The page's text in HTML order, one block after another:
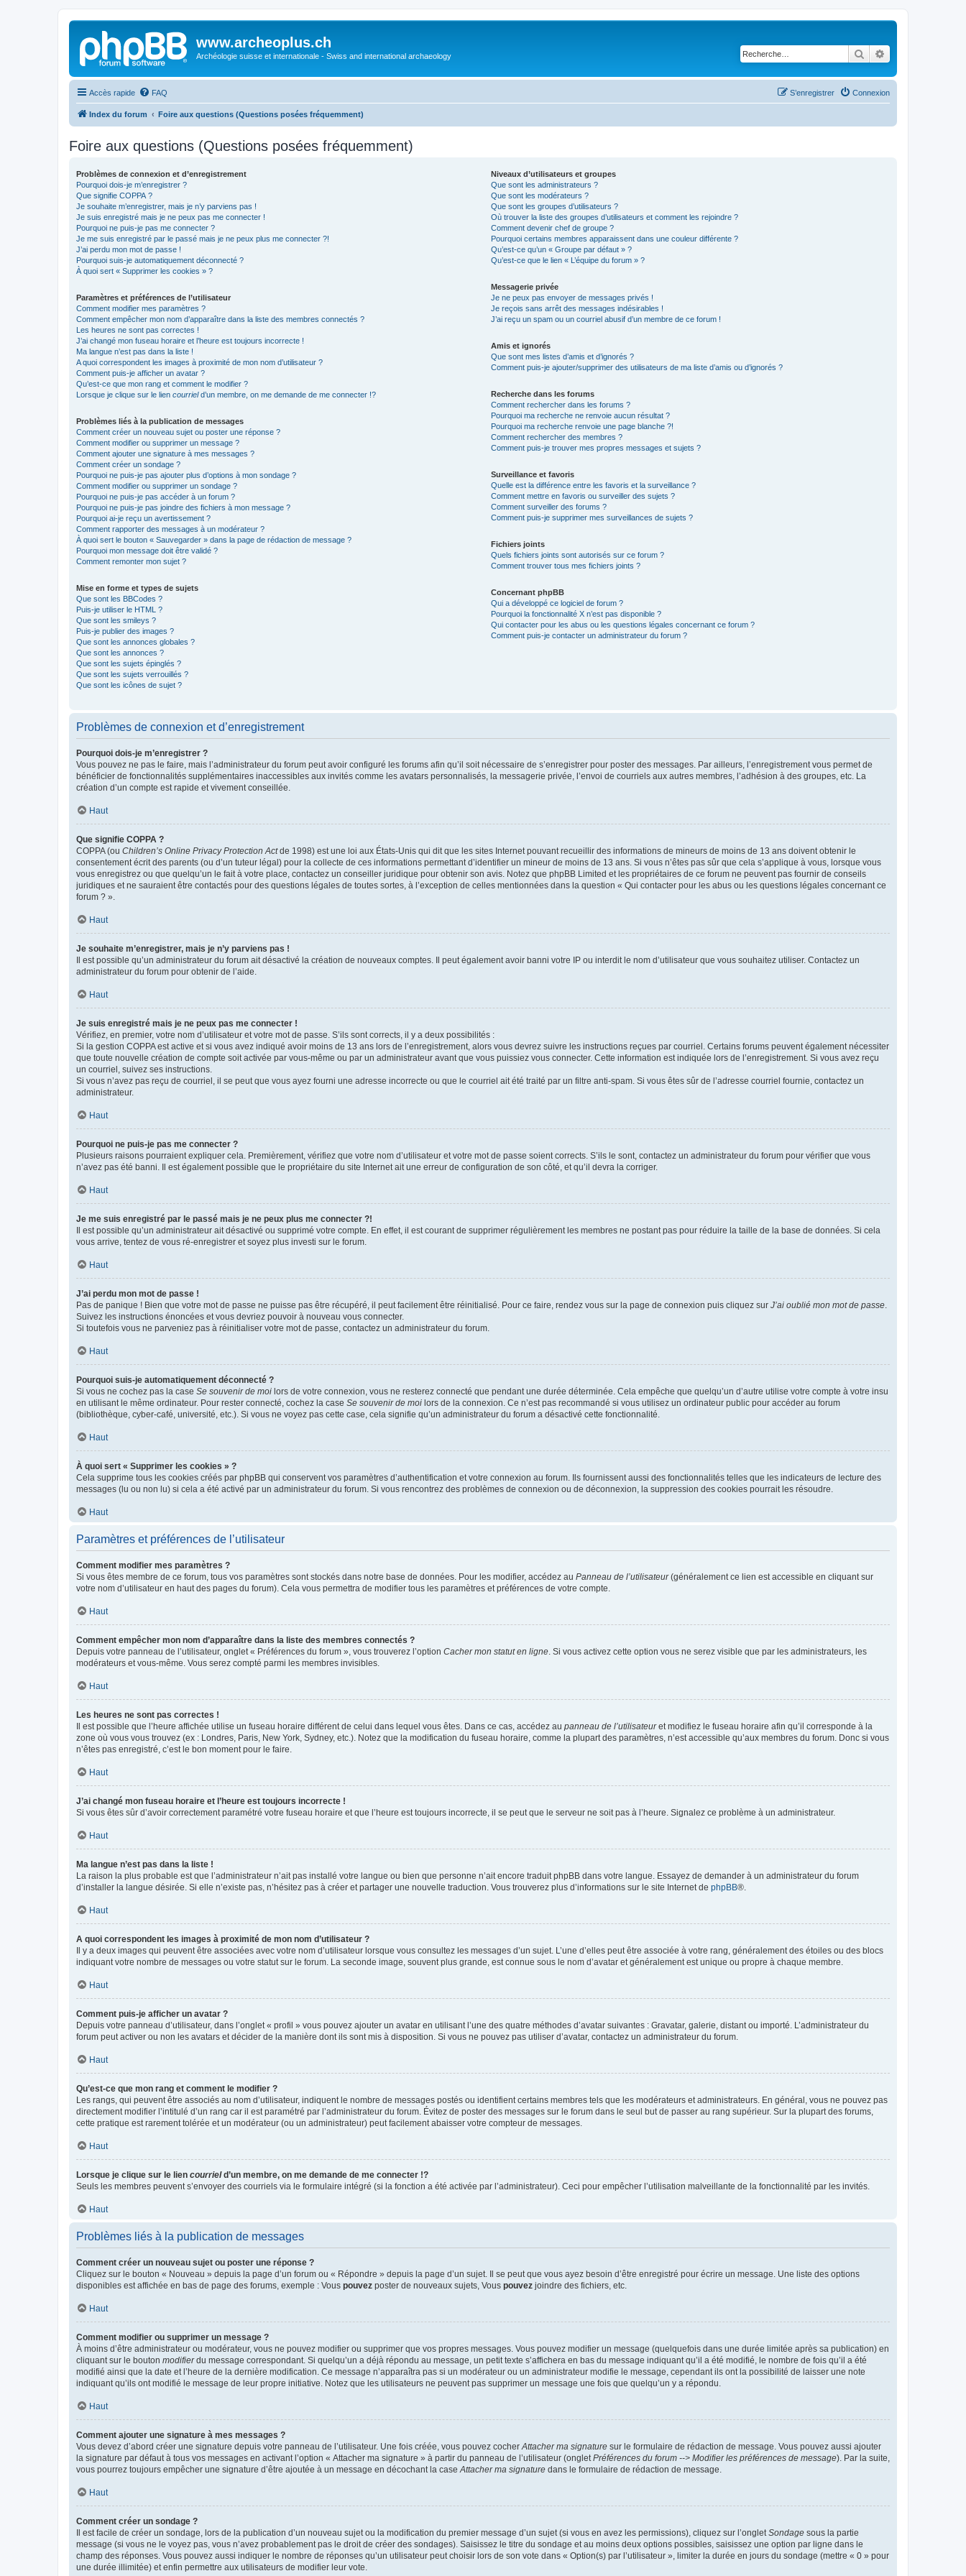
www.archeoplus.ch
Archéologie suisse et internationale - Swiss and international archaeology Rechercher
Accès rapide FAQ Connexion
S’enregistrer
Index du forum Foire aux questions (Questions posées fréquemment)
Foire aux questions (Questions posées fréquemment)
Problèmes de connexion et d’enregistrement
Pourquoi dois-je m’enregistrer ?
Que signifie COPPA ?
Je souhaite m’enregistrer, mais je n’y parviens pas !
Je suis enregistré mais je ne peux pas me connecter !
Pourquoi ne puis-je pas me connecter ?
Je me suis enregistré par le passé mais je ne peux plus me connecter ?!
J’ai perdu mon mot de passe !
Pourquoi suis-je automatiquement déconnecté ?
À quoi sert « Supprimer les cookies » ?
Paramètres et préférences de l’utilisateur
Comment modifier mes paramètres ?
Comment empêcher mon nom d’apparaître dans la liste des membres connectés ?
Les heures ne sont pas correctes !
J’ai changé mon fuseau horaire et l’heure est toujours incorrecte !
Ma langue n’est pas dans la liste !
A quoi correspondent les images à proximité de mon nom d’utilisateur ?
Comment puis-je afficher un avatar ?
Qu’est-ce que mon rang et comment le modifier ?
Lorsque je clique sur le lien courrield’un membre, on me demande de me connecter !?
Problèmes liés à la publication de messages
Comment créer un nouveau sujet ou poster une réponse ?
Comment modifier ou supprimer un message ?
Comment ajouter une signature à mes messages ?
Comment créer un sondage ?
Pourquoi ne puis-je pas ajouter plus d’options à mon sondage ?
Comment modifier ou supprimer un sondage ?
Pourquoi ne puis-je pas accéder à un forum ?
Pourquoi ne puis-je pas joindre des fichiers à mon message ?
Pourquoi ai-je reçu un avertissement ?
Comment rapporter des messages à un modérateur ?
À quoi sert le bouton « Sauvegarder » dans la page de rédaction de message ?
Pourquoi mon message doit être validé ?
Comment remonter mon sujet ?
Mise en forme et types de sujets
Que sont les BBCodes ?
Puis-je utiliser le HTML ?
Que sont les smileys ?
Puis-je publier des images ?
Que sont les annonces globales ?
Que sont les annonces ?
Que sont les sujets épinglés ?
Que sont les sujets verrouillés ?
Que sont les icônes de sujet ?
Niveaux d’utilisateurs et groupes
Que sont les administrateurs ?
Que sont les modérateurs ?
Que sont les groupes d’utilisateurs ?
Où trouver la liste des groupes d’utilisateurs et comment les rejoindre ?
Comment devenir chef de groupe ?
Pourquoi certains membres apparaissent dans une couleur différente ?
Qu’est-ce qu’un « Groupe par défaut » ?
Qu’est-ce que le lien « L’équipe du forum » ?
Messagerie privée
Je ne peux pas envoyer de messages privés !
Je reçois sans arrêt des messages indésirables !
J’ai reçu un spam ou un courriel abusif d’un membre de ce forum !
Amis et ignorés
Que sont mes listes d’amis et d’ignorés ?
Comment puis-je ajouter/supprimer des utilisateurs de ma liste d’amis ou d’ignorés ?
Recherche dans les forums
Comment rechercher dans les forums ?
Pourquoi ma recherche ne renvoie aucun résultat ?
Pourquoi ma recherche renvoie une page blanche ?!
Comment rechercher des membres ?
Comment puis-je trouver mes propres messages et sujets ?
Surveillance et favoris
Quelle est la différence entre les favoris et la surveillance ?
Comment mettre en favoris ou surveiller des sujets ?
Comment surveiller des forums ?
Comment puis-je supprimer mes surveillances de sujets ?
Fichiers joints
Quels fichiers joints sont autorisés sur ce forum ?
Comment trouver tous mes fichiers joints ?
Concernant phpBB
Qui a développé ce logiciel de forum ?
Pourquoi la fonctionnalité X n’est pas disponible ?
Qui contacter pour les abus ou les questions légales concernant ce forum ?
Comment puis-je contacter un administrateur du forum ?
Problèmes de connexion et d’enregistrement
Pourquoi dois-je m’enregistrer ?
Vous pouvez ne pas le faire, mais l’administrateur du forum peut avoir configuré les forums afin qu’il soit nécessaire de s’enregistrer pour poster des messages. Par ailleurs, l’enregistrement vous permet de
bénéficier de fonctionnalités supplémentaires inaccessibles aux invités comme les avatars personnalisés, la messagerie privée, l’envoi de courriels aux autres membres, l’adhésion à des groupes, etc. La
création d’un compte est rapide et vivement conseillée.
Haut
Que signifie COPPA ?
COPPA (ou Children’s Online Privacy Protection Actde 1998) est une loi aux États-Unis qui dit que les sites Internet pouvant recueillir des informations de mineurs de moins de 13 ans doivent obtenir le
consentement écrit des parents (ou d’un tuteur légal) pour la collecte de ces informations permettant d’identifier un mineur de moins de 13 ans. Si vous n’êtes pas sûr que cela s’applique à vous, lorsque vous
vous enregistrez ou que quelqu’un le fait à votre place, contactez un conseiller juridique pour obtenir son avis. Notez que phpBB Limited et les propriétaires de ce forum ne peuvent pas fournir de conseils
juridiques et ne sauraient être contactés pour des questions légales de toutes sortes, à l’exception de celles mentionnées dans la question « Qui contacter pour les abus ou les questions légales concernant ce
forum ? ».
Haut
Je souhaite m’enregistrer, mais je n’y parviens pas !
Il est possible qu’un administrateur du forum ait désactivé la création de nouveaux comptes. Il peut également avoir banni votre IP ou interdit le nom d’utilisateur que vous souhaitez utiliser. Contactez un
administrateur du forum pour obtenir de l’aide.
Haut
Je suis enregistré mais je ne peux pas me connecter !
Vérifiez, en premier, votre nom d’utilisateur et votre mot de passe. S’ils sont corrects, il y a deux possibilités :
Si la gestion COPPA est active et si vous avez indiqué avoir moins de 13 ans lors de l’enregistrement, alors vous devrez suivre les instructions reçues par courriel. Certains forums peuvent également nécessiter
que toute nouvelle création de compte soit activée par vous-même ou par un administrateur avant que vous puissiez vous connecter. Cette information est indiquée lors de l’enregistrement. Si vous avez reçu
un courriel, suivez ses instructions.
Si vous n’avez pas reçu de courriel, il se peut que vous ayez fourni une adresse incorrecte ou que le courriel ait été traité par un filtre anti-spam. Si vous êtes sûr de l’adresse courriel fournie, contactez un
administrateur.
Haut
Pourquoi ne puis-je pas me connecter ?
Plusieurs raisons pourraient expliquer cela. Premièrement, vérifiez que votre nom d’utilisateur et votre mot de passe soient corrects. S’ils le sont, contactez un administrateur du forum pour vérifier que vous
n’avez pas été banni. Il est également possible que le propriétaire du site Internet ait une erreur de configuration de son côté, et qu’il devra la corriger.
Haut
Je me suis enregistré par le passé mais je ne peux plus me connecter ?!
Il est possible qu’un administrateur ait désactivé ou supprimé votre compte. En effet, il est courant de supprimer régulièrement les membres ne postant pas pour réduire la taille de la base de données. Si cela
vous arrive, tentez de vous ré-enregistrer et soyez plus investi sur le forum.
Haut
J’ai perdu mon mot de passe !
Pas de panique ! Bien que votre mot de passe ne puisse pas être récupéré, il peut facilement être réinitialisé. Pour ce faire, rendez vous sur la page de connexion puis cliquez sur J’ai oublié mon mot de passe
Suivez les instructions énoncées et vous devriez pouvoir à nouveau vous connecter.
Si toutefois vous ne parveniez pas à réinitialiser votre mot de passe, contactez un administrateur du forum.
Haut
Pourquoi suis-je automatiquement déconnecté ?
Si vous ne cochez pas la case Se souvenir de moi lors de votre connexion, vous ne resterez connecté que pendant une durée déterminée. Cela empêche que quelqu’un d’autre utilise votre compte à votre insu
en utilisant le même ordinateur. Pour rester connecté, cochez la case Se souvenir de moi lors de la connexion. Ce n’est pas recommandé si vous utilisez un ordinateur public pour accéder au forum
(bibliothèque, cyber-café, université, etc.). Si vous ne voyez pas cette case, cela signifie qu’un administrateur du forum a désactivé cette fonctionnalité.
Haut
À quoi sert « Supprimer les cookies » ?
Cela supprime tous les cookies créés par phpBB qui conservent vos paramètres d’authentification et votre connexion au forum. Ils fournissent aussi des fonctionnalités telles que les indicateurs de lecture des
messages (lu ou non lu) si cela a été activé par un administrateur du forum. Si vous rencontrez des problèmes de connexion ou de déconnexion, la suppression des cookies pourrait les résoudre.
Haut
Paramètres et préférences de l’utilisateur
Comment modifier mes paramètres ?
Si vous êtes membre de ce forum, tous vos paramètres sont stockés dans notre base de données. Pour les modifier, accédez au Panneau de l’utilisateur(généralement ce lien est accessible en cliquant sur
votre nom d’utilisateur en haut des pages du forum). Cela vous permettra de modifier tous les paramètres et préférences de votre compte.
Haut
Comment empêcher mon nom d’apparaître dans la liste des membres connectés ?
Depuis votre panneau de l’utilisateur, onglet « Préférences du forum », vous trouverez l’option Cacher mon statut en ligne . Si vous activez cette option vous ne serez visible que par les administrateurs, les
modérateurs et vous-même. Vous serez compté parmi les membres invisibles.
Haut
Les heures ne sont pas correctes !
Il est possible que l’heure affichée utilise un fuseau horaire différent de celui dans lequel vous êtes. Dans ce cas, accédez au panneau de l’utilisateuret modifiez le fuseau horaire afin qu’il corresponde à la
zone où vous vous trouvez (ex : Londres, Paris, New York, Sydney, etc.). Notez que la modification du fuseau horaire, comme la plupart des paramètres, n’est accessible qu’aux membres du forum. Donc si vous
n’êtes pas enregistré, c’est le bon moment pour le faire.
Haut
J’ai changé mon fuseau horaire et l’heure est toujours incorrecte !
Si vous êtes sûr d’avoir correctement paramétré votre fuseau horaire et que l’heure est toujours incorrecte, il se peut que le serveur ne soit pas à l’heure. Signalez ce problème à un administrateur.
Haut
Ma langue n’est pas dans la liste !
La raison la plus probable est que l’administrateur n’ait pas installé votre langue ou bien que personne n’ait encore traduit phpBB dans votre langue. Essayez de demander à un administrateur du forum
d’installer la langue désirée. Si elle n’existe pas, n’hésitez pas à créer et partager une nouvelle traduction. Vous trouverez plus d’informations sur le site Internet de phpBB®.
Haut
A quoi correspondent les images à proximité de mon nom d’utilisateur ?
Il y a deux images qui peuvent être associées avec votre nom d’utilisateur lorsque vous consultez les messages d’un sujet. L’une d’elles peut être associée à votre rang, généralement des étoiles ou des blocs
indiquant votre nombre de messages ou votre statut sur le forum. La seconde image, souvent plus grande, est connue sous le nom d’avatar et généralement est unique ou propre à chaque membre.
Haut
Comment puis-je afficher un avatar ?
Depuis votre panneau d’utilisateur, dans l’onglet « profil » vous pouvez ajouter un avatar en utilisant l’une des quatre méthodes d’avatar suivantes : Gravatar, galerie, distant ou importé. L’administrateur du
forum peut activer ou non les avatars et décider de la manière dont ils sont mis à disposition. Si vous ne pouvez pas utiliser d’avatar, contactez un administrateur du forum.
Haut
Qu’est-ce que mon rang et comment le modifier ?
Les rangs, qui peuvent être associés au nom d’utilisateur, indiquent le nombre de messages postés ou identifient certains membres tels que les modérateurs et administrateurs. En général, vous ne pouvez pas
directement modifier l’intitulé d’un rang car il est paramétré par l’administrateur du forum. Évitez de poster des messages sur le forum dans le seul but de passer au rang supérieur. Sur la plupart des forums,
cette pratique est rarement tolérée et un modérateur (ou un administrateur) peut facilement abaisser votre compteur de messages.
Haut
Lorsque je clique sur le lien courrield’un membre, on me demande de me connecter !?
Seuls les membres peuvent s’envoyer des courriels via le formulaire intégré (si la fonction a été activée par l’administrateur). Ceci pour empêcher l’utilisation malveillante de la fonctionnalité par les invités.
Haut
Problèmes liés à la publication de messages
Comment créer un nouveau sujet ou poster une réponse ?
Cliquez sur le bouton « Nouveau » depuis la page d’un forum ou « Répondre » depuis la page d’un sujet. Il se peut que vous ayez besoin d’être enregistré pour écrire un message. Une liste des options
disponibles est affichée en bas de page des forums, exemple : Vous pouvez poster de nouveaux sujets, Vous pouvez joindre des fichiers, etc.
Haut
Comment modifier ou supprimer un message ?
À moins d’être administrateur ou modérateur, vous ne pouvez modifier ou supprimer que vos propres messages. Vous pouvez modifier un message (quelquefois dans une durée limitée après sa publication) en
cliquant sur le bouton modifierdu message correspondant. Si quelqu’un a déjà répondu au message, un petit texte s’affichera en bas du message indiquant qu’il a été modifié, le nombre de fois qu’il a été
modifié ainsi que la date et l’heure de la dernière modification. Ce message n’apparaîtra pas si un modérateur ou un administrateur modifie le message, cependant ils ont la possibilité de laisser une note
indiquant qu’ils ont modifié le message de leur propre initiative. Notez que les utilisateurs ne peuvent pas supprimer un message une fois que quelqu’un y a répondu.
Haut
Comment ajouter une signature à mes messages ?
Vous devez d’abord créer une signature depuis votre panneau de l’utilisateur. Une fois créée, vous pouvez cocher Attacher ma signature sur le formulaire de rédaction de message. Vous pouvez aussi ajouter
la signature par défaut à tous vos messages en activant l’option « Attacher ma signature » à partir du panneau de l’utilisateur (onglet Préférences du forum --> Modifier les préférences de message). Par la suite,
vous pourrez toujours empêcher une signature d’être ajoutée à un message en décochant la case Attacher ma signature dans le formulaire de rédaction de message.
Haut
Comment créer un sondage ?
Il est facile de créer un sondage, lors de la publication d’un nouveau sujet ou la modification du premier message d’un sujet (si vous en avez les permissions), cliquez sur l’onglet Sondage sous la partie
message (si vous ne le voyez pas, vous n’avez probablement pas le droit de créer des sondages). Saisissez le titre du sondage et au moins deux options possibles, saisissez une option par ligne dans le
champ des réponses. Vous pouvez aussi indiquer le nombre de réponses qu’un utilisateur peut choisir lors de son vote dans « Option(s) par l’utilisateur », limiter la durée en jours du sondage (mettre « 0 » pour
une durée illimitée) et enfin permettre aux utilisateurs de modifier leur vote.